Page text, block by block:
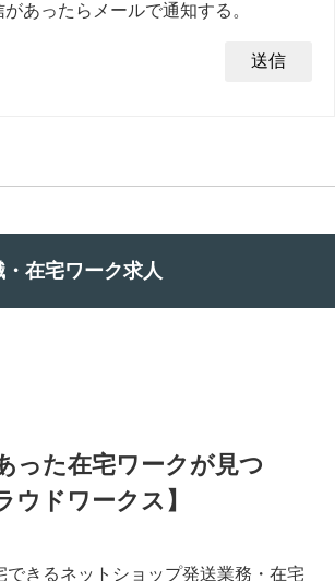
あったらメールで通知する。
在宅ワーク求人
った在宅ワークが見つ
ウドワークス】
できるネットショップ発送業務・在宅